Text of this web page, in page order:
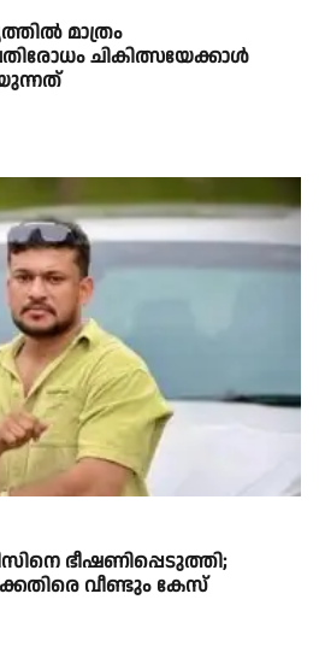
മാത്രം
ചികിത്സയേക്കാൾ
ഭീഷണിപ്പെടുത്തി;
വീണ്ടും കേസ്